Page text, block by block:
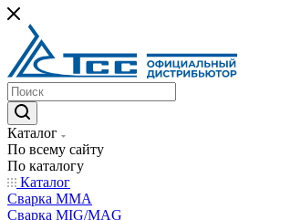
Каталог
По всему сайту
По каталогу
Каталог
Сварка MMA
Сварка MIG/MAG